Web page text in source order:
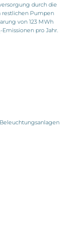
durch die
restlichen Pumpen
von 123 MWh
-Emissionen pro Jahr.